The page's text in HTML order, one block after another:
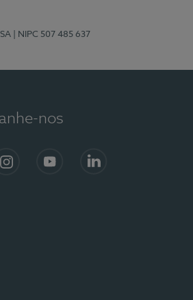
| NIPC 507 485 637
nos